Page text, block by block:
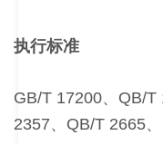
执行标准
GB/T 17200、QB/
2357、QB/T 2665